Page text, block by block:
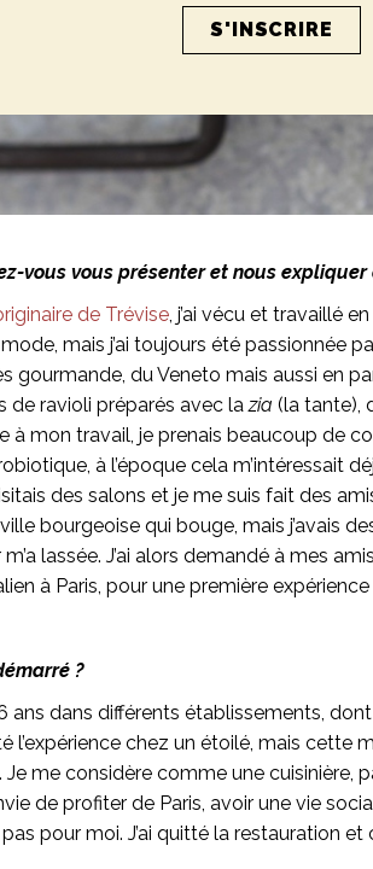
vous vous présenter et nous
de Trévise , j’ai vécu et travaillé
mais j’ai toujours été passionnée
gourmande, du Veneto mais aussi en
de ravioli préparés avec lazia (la tante),
à mon travail, je prenais beaucoup de
à l’époque cela m’intéressait
des salons et je me suis fait des
bourgeoise qui bouge, mais j’avais
lassée. J’ai alors demandé à mes
à Paris, pour une première
?
ans dans différents établissements,
l’expérience chez un étoilé, mais cette
me considère comme une cuisinière,
de profiter de Paris, avoir une vie
pour moi. J’ai quitté la restauration